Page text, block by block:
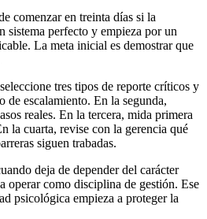
comenzar en treinta días si la
sistema perfecto y empieza por un
La meta inicial es demostrar que
tres tipos de reporte críticos y
escalamiento. En la segunda,
reales. En la tercera, mida primera
la cuarta, revise con la gerencia qué
siguen trabadas.
deja de depender del carácter
operar como disciplina de gestión. Ese
psicológica empieza a proteger la